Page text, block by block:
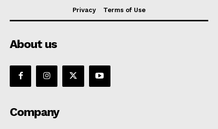
Privacy Terms of Use
About us
Company